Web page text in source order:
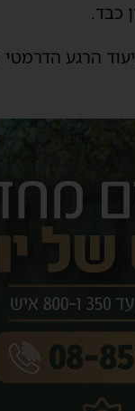
כבד.
הרגע